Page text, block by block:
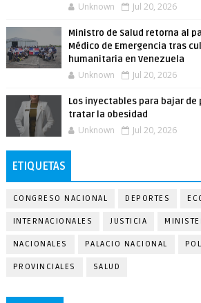
Unknown Jul 20, 2026
Ministro de Salud retorna al
Médico de Emergencia tras
humanitaria en Venezuela
Unknown Jul 20, 2026
Los inyectables para bajar de
tratar la obesidad
Unknown Jul 20, 2026
ETIQUETAS
CONGRESO NACIONAL DEPORTES
INTERNACIONALES JUSTICIA
NACIONALES PALACIO NACIONAL
PROVINCIALES SALUD